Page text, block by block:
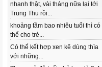
nhanh thật, vài tháng nữa lại tới
Trung Thu rồi...
khoảng tầm bao nhiêu tuổi thì có
thể cho trẻ...
Có thể kết hợp xen kẽ dùng thìa
với những...